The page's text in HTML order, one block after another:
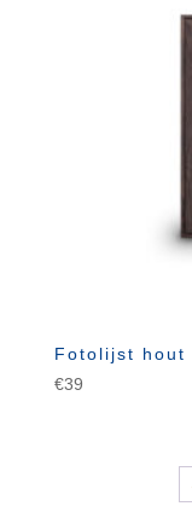
Fotolijst hout
€39